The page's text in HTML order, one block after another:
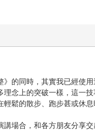
》的同時，其實我已經使
理念上的突破一樣，這一
輕鬆的散步、跑步甚或休息
講場合，和各方朋友分享